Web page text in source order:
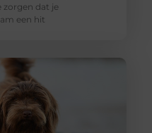
zorgen dat je
een hit